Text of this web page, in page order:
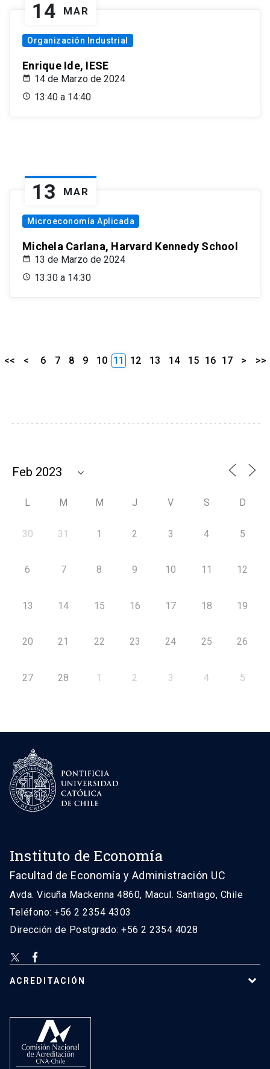
14 MAR
Organización Industrial
Enrique Ide, IESE
14 de Marzo de 2024
13:40 a 14:40
13 MAR
Microeconomía Aplicada
Michela Carlana, Harvard Kennedy School
13 de Marzo de 2024
13:30 a 14:30
<< < 6 7 8 9 10 11 12 13 14 15 16 17 > >>
L M M J V S D
30 31 1 2 3 4 5
6 7 8 9 10 11 12
13 14 15 16 17 18 19
20 21 22 23 24 25 26
27 28 1 2 3 4 5
Instituto de Economía
Facultad de Economía y Administración UC
Avda. Vicuña Mackenna 4860, Macul. Santiago, Chile
Teléfono: +56 2 2354 4303
Dirección de Postgrado: +56 2 2354 4028
ACREDITACIÓN